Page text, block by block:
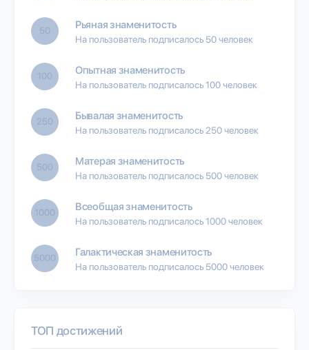
50 Рьяная знаменитость
На пользователь подписалось 50 человек
100 Опытная знаменитость
На пользователь подписалось 100 человек
250 Бывалая знаменитость
На пользователь подписалось 250 человек
500 Матерая знаменитость
На пользователь подписалось 500 человек
1000 Всеобщая знаменитость
На пользователь подписалось 1000 человек
5000 Галактическая знаменитость
На пользователь подписалось 5000 человек
ТОП достижений